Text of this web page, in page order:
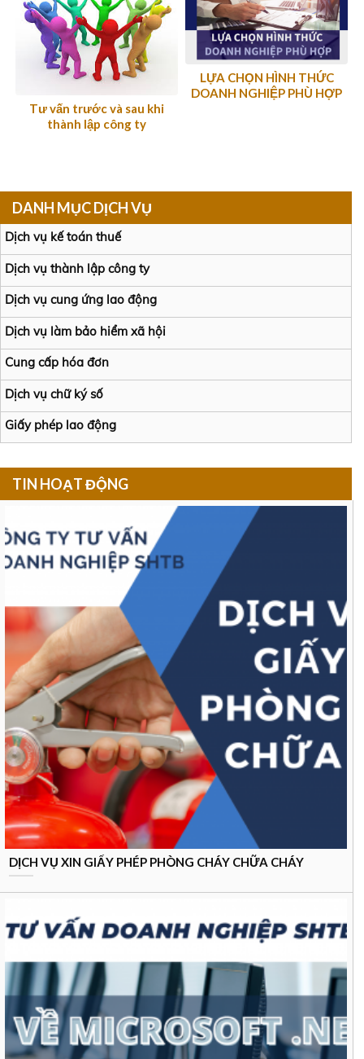
Tư vấn trước và sau khi
thành lập công ty
LỰA CHỌN HÌNH THỨC
DOANH NGHIỆP PHÙ HỢP
DANH MỤC DỊCH VỤ
Dịch vụ kế toán thuế
Dịch vụ thành lập công ty
Dịch vụ cung ứng lao động
Dịch vụ làm bảo hiểm xã hội
Cung cấp hóa đơn
Dịch vụ chữ ký số
Giấy phép lao động
TIN HOẠT ĐỘNG
DỊCH VỤ XIN GIẤY PHÉP PHÒNG CHÁY CHỮA CHÁY